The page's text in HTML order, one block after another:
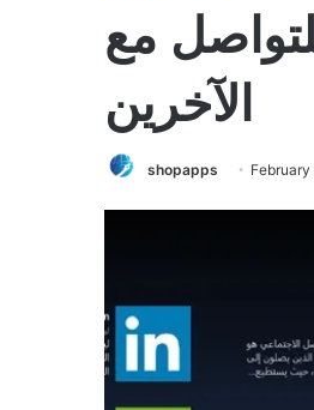
مع
الآخرين
shopapps